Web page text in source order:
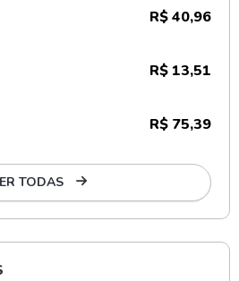
R$ 40,96
R$ 13,51
R$ 75,39
TODAS